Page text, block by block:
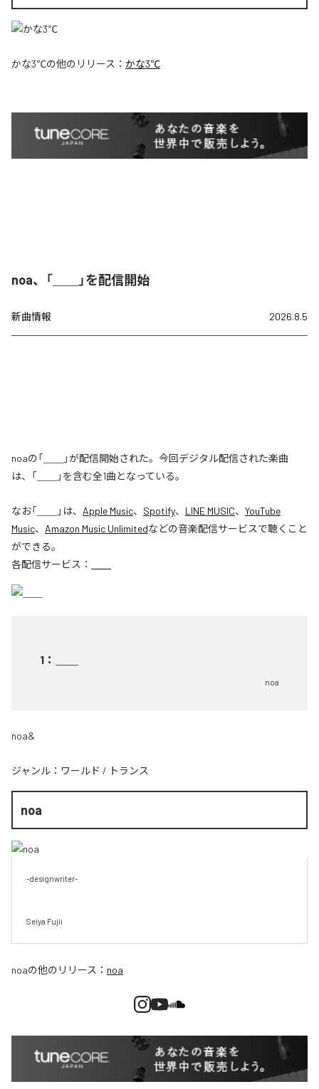
かな3℃の他のリリース： かな3℃
noa、「＿＿」を配信開始
新曲情報 2026.8.5
noaの「＿＿」が配信開始された。今回デジタル配信された楽曲
は、「＿＿」を含む全1曲となっている。
なお「 」は、 Apple Music、 Spotify、 LINE MUSIC、 YouTube
Music、 Amazon Music Unlimitedなどの音楽配信サービスで聴くこと
ができる。
各配信サービス：
1 ：
noa
noa&
ジャンル： ワールド / トランス
noa
-designwriter-
Seiya Fujii
noaの他のリリース： noa